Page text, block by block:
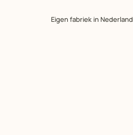
Eigen fabriek in Nederland